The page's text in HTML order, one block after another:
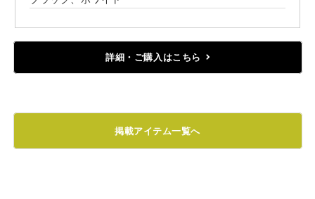
詳細・ご購入はこちら
掲載アイテム一覧へ